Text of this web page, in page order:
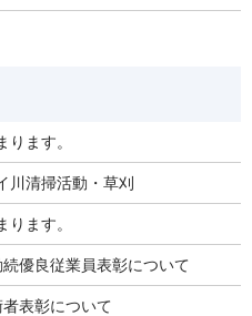
ます。
川清掃活動・草刈
ます。
優良従業員表彰について
表彰について